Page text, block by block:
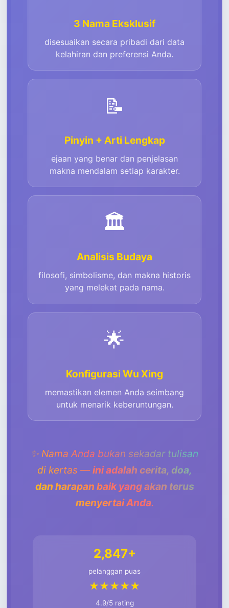
3 Nama Eksklusif
disesuaikan secara pribadi dari data
kelahiran dan preferensi Anda.
📝
Pinyin + Arti Lengkap
ejaan yang benar dan penjelasan
makna mendalam setiap karakter.
🏛️
Analisis Budaya
filosofi, simbolisme, dan makna historis
yang melekat pada nama.
🌟
Konfigurasi Wu Xing
memastikan elemen Anda seimbang
untuk menarik keberuntungan.
✨ Nama Anda bukan sekadar tulisan
di kertas —ini adalah cerita, doa,
dan harapan baik yang akan terus
menyertai Anda.
2,847+
pelanggan puas
★★★★★
4.9/5 rating